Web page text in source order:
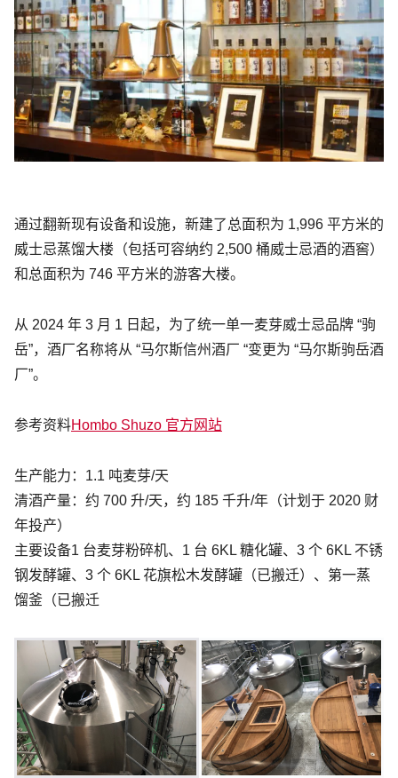
通过翻新现有设备和设施，新建了总面积为 1,996 平方米的
威士忌蒸馏大楼（包括可容纳约 2,500 桶威士忌酒的酒窖）
和总面积为 746 平方米的游客大楼。
从 2024 年 3 月 1 日起，为了统一单一麦芽威士忌品牌 “驹
岳”，酒厂名称将从 “马尔斯信州酒厂 “变更为 “马尔斯驹岳酒
厂”。
参考资料Hombo Shuzo 官方网站
生产能力：1.1 吨麦芽/天
清酒产量：约 700 升/天，约 185 千升/年（计划于 2020 财
年投产）
主要设备1 台麦芽粉碎机、1 台 6KL 糖化罐、3 个 6KL 不锈
钢发酵罐、3 个 6KL 花旗松木发酵罐（已搬迁）、第一蒸
馏釜（已搬迁